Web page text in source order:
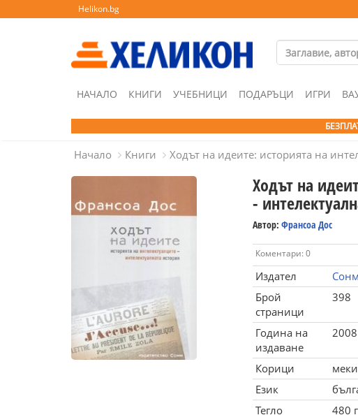
Helikon.bg
НАЧАЛО КНИГИ УЧЕБНИЦИ ПОДАРЪЦИ ИГРИ
Начало Книги Ходът на идеите: историята на
Ходът на
-
Автор: Франсоа Дос
Коментари: 0
Издател
Сонм
Брой
страници
398
Година на
издаване
2008
Корици
меки
Език
Тегло
480